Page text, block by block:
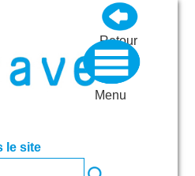
Retour
Menu
le site